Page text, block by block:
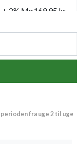
+ 2% Mg169,95 kr.
149,95 kr.
fra uge 2 til uge